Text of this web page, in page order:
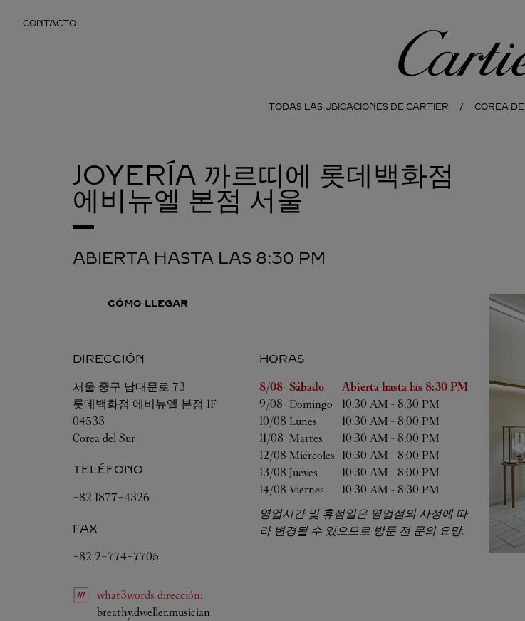
CONTACTO
Cartier
TODAS LAS UBICACIONES DE CARTIER COREA
JOYERÍA 까르띠에 롯데백화점
에비뉴엘 본점 서울
ABIERTA HASTA LAS 8:30 PM
CÓMO LLEGAR
DIRECCIÓN
서울 중구 남대문로 73
롯데백화점 에비뉴엘 본점 1F
04533
Corea del Sur
TELÉFONO
+82 1877-4326
FAX
+82 2-774-7705
HORAS
Día de la semana
Horas
8/08 Sábado Abierta hasta las 8:30 PM
9/08 Domingo 10:30 AM - 8:30 PM
10/08 Lunes 10:30 AM - 8:00 PM
11/08 Martes 10:30 AM - 8:00 PM
12/08 Miércoles 10:30 AM - 8:00 PM
13/08 Jueves 10:30 AM - 8:00 PM
14/08 Viernes 10:30 AM - 8:30 PM
영업시간 및 휴점일은 영업점의 사정에 따
라 변경될 수 있으므로 방문 전 문의 요망.
what3words dirección:
breathy.dweller.musician